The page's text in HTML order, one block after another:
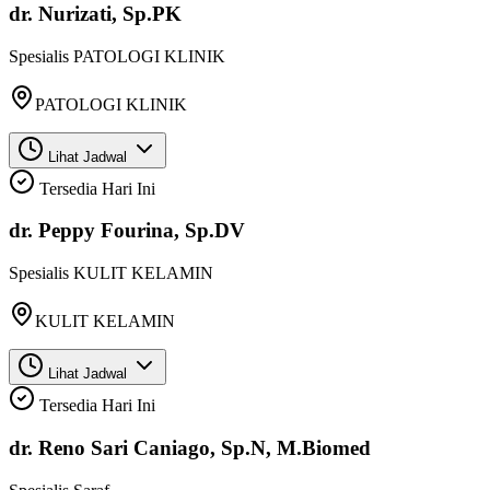
dr. Nurizati, Sp.PK
Spesialis PATOLOGI KLINIK
PATOLOGI KLINIK
Lihat Jadwal
Tersedia Hari Ini
dr. Peppy Fourina, Sp.DV
Spesialis KULIT KELAMIN
KULIT KELAMIN
Lihat Jadwal
Tersedia Hari Ini
dr. Reno Sari Caniago, Sp.N, M.Biomed